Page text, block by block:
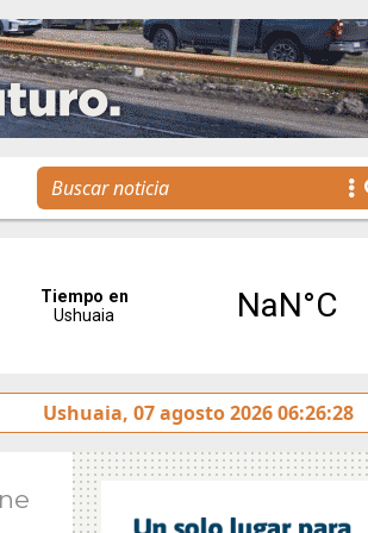
Se realizó la reunión de Labor
Ushuaia, 07 agosto 2026 06:26:28